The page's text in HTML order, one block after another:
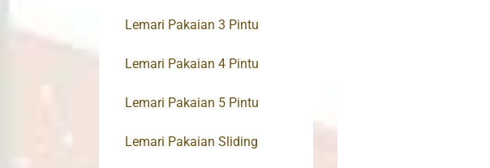
Lemari Pakaian 3 Pintu
Lemari Pakaian 4 Pintu
Lemari Pakaian 5 Pintu
Lemari Pakaian Sliding